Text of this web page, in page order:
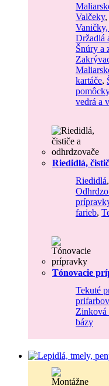
Valčeky,
Držadlá
Šnúry a
kartáče,
vedrá a
Riedidlá,
Riedidlá,
farieb,
Tónovacie
Tekuté
Zinková
bázy